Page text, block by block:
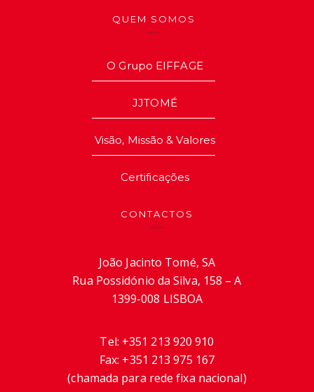
QUEM SOMOS
O Grupo EIFFAGE
JJTOMÉ
Visão, Missão & Valores
Certificações
CONTACTOS
João Jacinto Tomé, SA
Rua Possidónio da Silva, 158 – A
1399-008 LISBOA
Tel: +351 213 920 910
Fax: +351 213 975 167
(chamada para rede fixa nacional)